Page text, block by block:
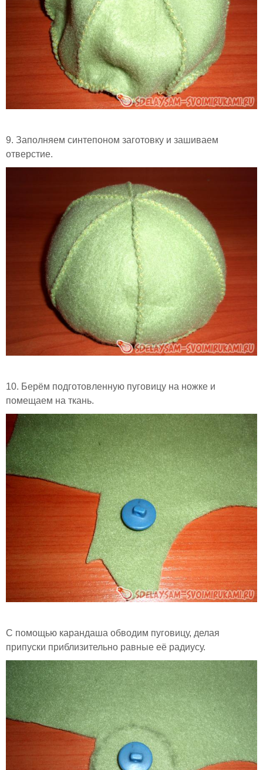
9. Заполняем синтепоном заготовку и зашиваем
отверстие.
10. Берём подготовленную пуговицу на ножке и
помещаем на ткань.
С помощью карандаша обводим пуговицу, делая
припуски приблизительно равные её радиусу.